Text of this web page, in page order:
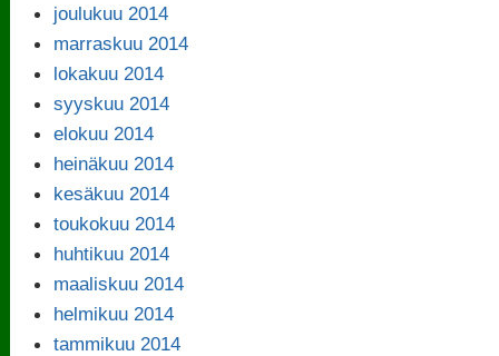
joulukuu 2014
marraskuu 2014
lokakuu 2014
syyskuu 2014
elokuu 2014
heinäkuu 2014
kesäkuu 2014
toukokuu 2014
huhtikuu 2014
maaliskuu 2014
helmikuu 2014
tammikuu 2014